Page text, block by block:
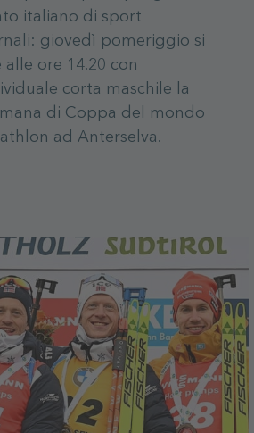
italiano di sport
giovedì pomeriggio si
alle ore 14.20 con
corta maschile la
di Coppa del mondo
ad Anterselva.